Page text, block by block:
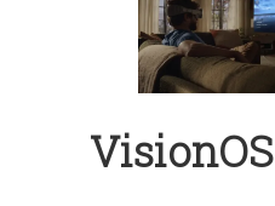
VisionOS